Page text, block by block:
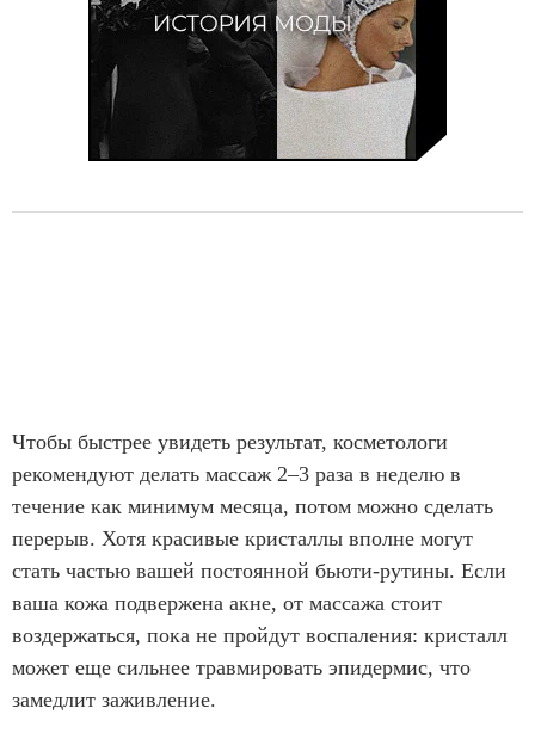
Чтобы быстрее увидеть результат, косметологи
рекомендуют делать массаж 2–3 раза в неделю в
течение как минимум месяца, потом можно сделать
перерыв. Хотя красивые кристаллы вполне могут
стать частью вашей постоянной бьюти-рутины. Если
ваша кожа подвержена акне, от массажа стоит
воздержаться, пока не пройдут воспаления: кристалл
может еще сильнее травмировать эпидермис, что
замедлит заживление.